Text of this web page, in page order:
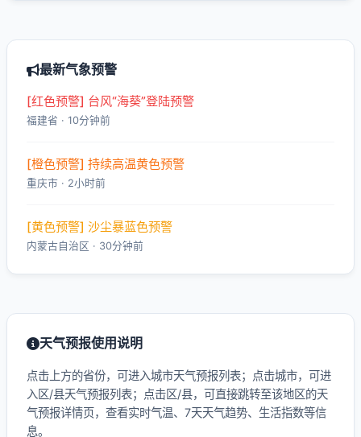
最新气象预警
[红色预警] 台风“海葵”登陆预警
福建省 · 10分钟前
[橙色预警] 持续高温黄色预警
重庆市 · 2小时前
[黄色预警] 沙尘暴蓝色预警
内蒙古自治区 · 30分钟前
天气预报使用说明
点击上方的省份，可进入城市天气预报列表；点击城市，可进
入区/县天气预报列表；点击区/县，可直接跳转至该地区的天
气预报详情页，查看实时气温、7天天气趋势、生活指数等信
息。